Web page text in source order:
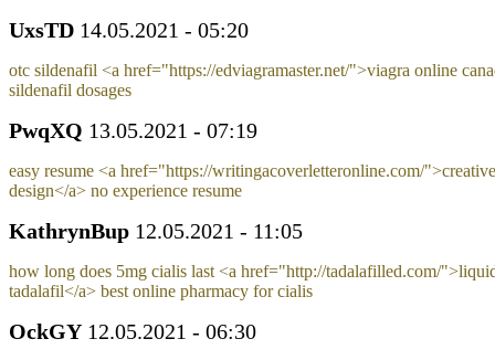
UxsTD 14.05.2021 - 05:20
otc sildenafil <a href="https://edviagramaster.net/">viagra online
sildenafil dosages
PwqXQ 13.05.2021 - 07:19
easy resume <a href="https://writingacoverletteronline.com/
design</a> no experience resume
KathrynBup 12.05.2021 - 11:05
how long does 5mg cialis last <a href="http://tadalafilled.com/
tadalafil</a> best online pharmacy for cialis
OckGY 12.05.2021 - 06:30